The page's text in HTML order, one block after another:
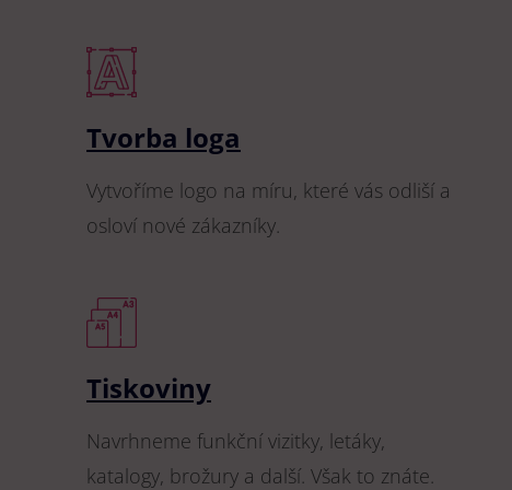
Tvorba loga
Vytvoříme logo na míru, které vás odliší a
osloví nové zákazníky.
Tiskoviny
Navrhneme funkční vizitky, letáky,
katalogy, brožury a další. Však to znáte.